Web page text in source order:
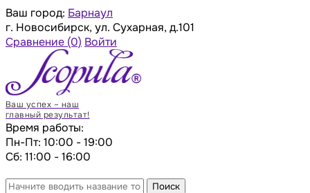
Ваш город: Барнаул
г. Новосибирск, ул. Сухарная, д.101
Сравнение (0) Войти
Ваш успех – наш
главный результат!
Время работы:
Пн-Пт: 10:00 - 19:00
Сб: 11:00 - 16:00
Поиск